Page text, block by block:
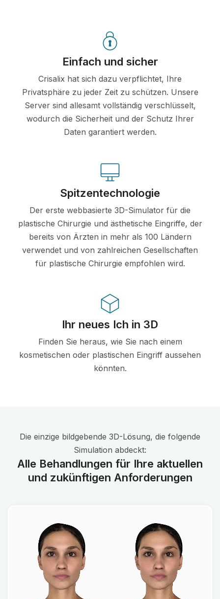
Einfach und sicher
Crisalix hat sich dazu verpflichtet, Ihre
Privatsphäre zu jeder Zeit zu schützen. Unsere
Server sind allesamt vollständig verschlüsselt,
wodurch die Sicherheit und der Schutz Ihrer
Daten garantiert werden.
Spitzentechnologie
Der erste webbasierte 3D-Simulator für die
plastische Chirurgie und ästhetische Eingriffe, der
bereits von Ärzten in mehr als 100 Ländern
verwendet und von zahlreichen Gesellschaften
für plastische Chirurgie empfohlen wird.
Ihr neues Ich in 3D
Finden Sie heraus, wie Sie nach einem
kosmetischen oder plastischen Eingriff aussehen
könnten.
Die einzige bildgebende 3D-Lösung, die folgende
Simulation abdeckt:
Alle Behandlungen für Ihre aktuellen
und zukünftigen Anforderungen